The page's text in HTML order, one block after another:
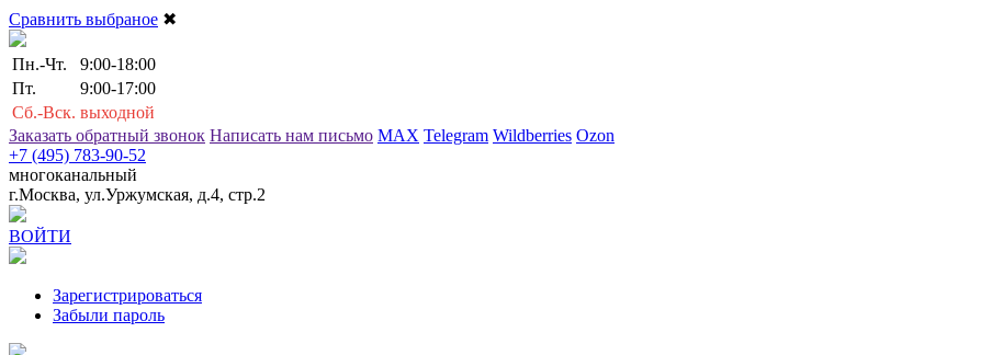
Сравнить выбраное ✖
Пн.-Чт.
9:00-18:00
Пт.
9:00-17:00
Сб.-Вск. выходной
Заказать обратный звонок Написать нам письмо MAX Telegram Wildberries Ozon
+7 (495) 783-90-52
многоканальный
г.Москва, ул.Уржумская, д.4, стр.2
ВОЙТИ
Зарегистрироваться
Забыли пароль